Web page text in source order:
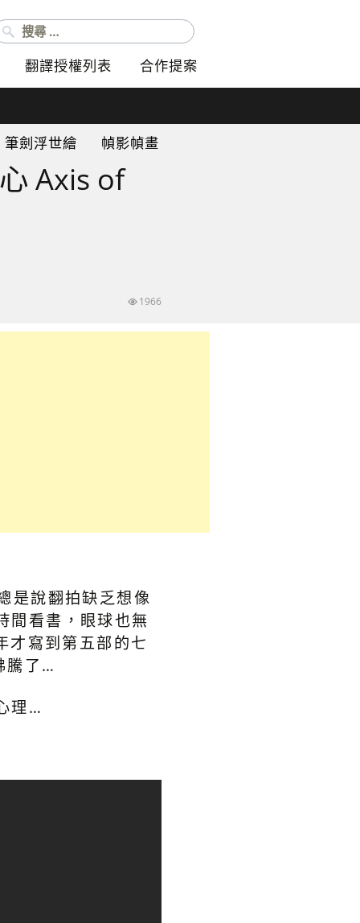
尋：
翻譯授權列表 合作提案
筆劍浮世繪 幀影幀畫
Axis of
1966
是說翻拍缺乏想像
間看書，眼球也無
才寫到第五部的七
騰了…
理…